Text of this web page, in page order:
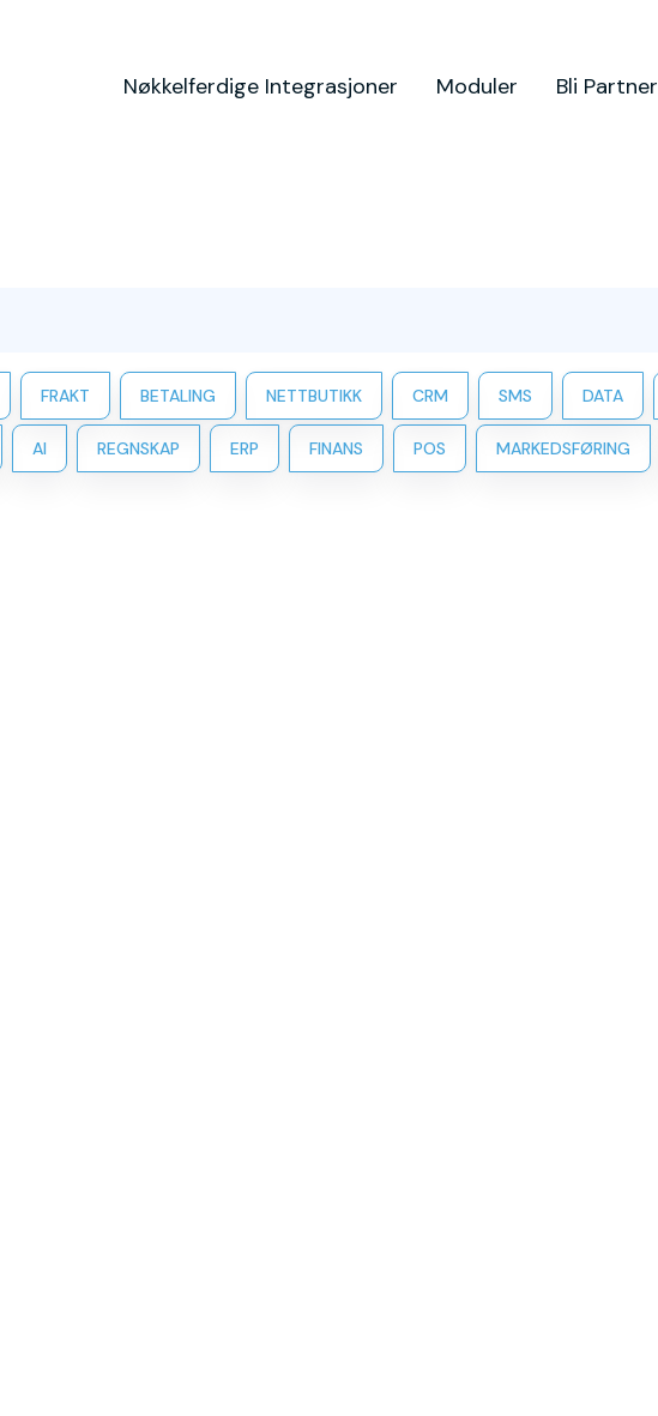
Nøkkelferdige Integrasjoner Moduler Bli Partner
FRAKT BETALING NETTBUTIKK CRM SMS DATA
AI REGNSKAP ERP FINANS POS MARKEDSFØRING